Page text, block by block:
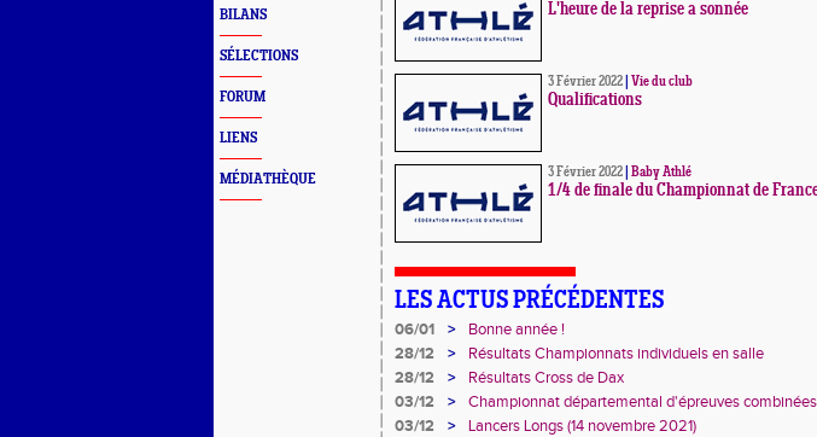
BILANS
SÉLECTIONS
FORUM
LIENS
MÉDIATHÈQUE
L'heure de la reprise a sonnée
3 Février 2022 Vie du club
Qualifications
3 Février 2022 Baby Athlé
1/4 de finale du Championnat de
LES ACTUS PRÉCÉDENTES
06/01 >
Bonne année !
28/12
>
Résultats Championnats individuels en salle
28/12
>
Résultats Cross de Dax
03/12
>
Championnat départemental d'épreuves
28 novembre 2021)
03/12 > Lancers Longs (14 novembre 2021)